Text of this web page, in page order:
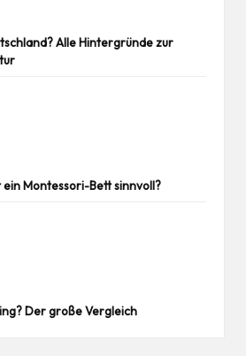
Alle Hintergründe zur
Montessori-Bett sinnvoll?
Der große Vergleich